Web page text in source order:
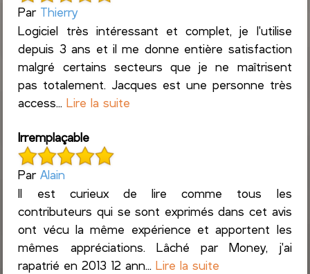
Par Thierry
Logiciel très intéressant et complet, je l'utilise
depuis 3 ans et il me donne entière satisfaction
malgré certains secteurs que je ne maîtrisent
pas totalement. Jacques est une personne très
access...Lire la suite
Irremplaçable
ParAlain
Il est curieux de lire comme tous les
contributeurs qui se sont exprimés dans cet avis
ont vécu la même expérience et apportent les
mêmes appréciations. Lâché par Money, j'ai
rapatrié en 2013 12 ann...Lire la suite